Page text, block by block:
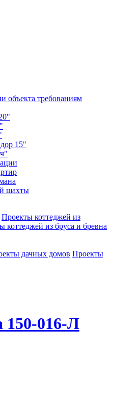
объекта требованиям
15"
шахты
Проекты коттеджей из
коттеджей из бруса и бревна
дачных домов Проекты
150-016-Л